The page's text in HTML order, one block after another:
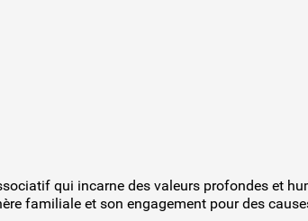
qui incarne des valeurs profondes et
familiale et son engagement pour des